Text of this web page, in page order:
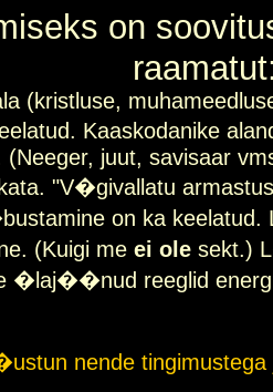
on
(kristluse,
Kaaskodanike
(Neeger, juut, savisaar
"V�givallatu
on ka keelatud.
(Kuigi me ei ole sekt.)
�laj��nud reeglid
nende